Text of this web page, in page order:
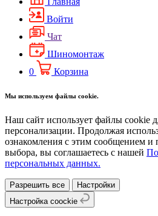
Войти
Чат
Шиномонтаж
0
Корзина
Мы используем файлы cookie.
Наш сайт использует файлы cookie
персонализации. Продолжая
ознакомления с этим сообщением и
выбора, вы соглашаетесь с нашей
персональных данных.
Разрешить все
Настройки
Настройка coockie